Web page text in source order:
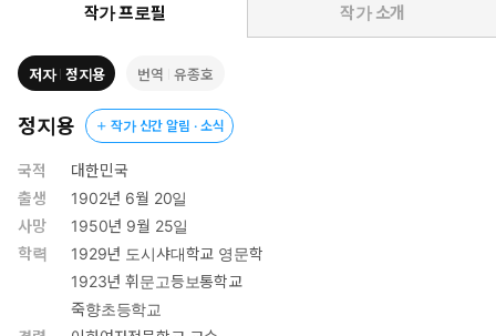
작가 프로필 작가 소개
저자 정지용 번역 유종호
정지용 작가 신간 알림 · 소식
국적
대한민국
출생
1902년 6월 20일
사망
1950년 9월 25일
학력
1929년 도시샤대학교 영문학
1923년 휘문고등보통학교
죽향초등학교